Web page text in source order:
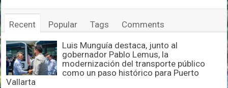
Recent Popular Tags Comments
Luis Munguía destaca, junto al
gobernador Pablo Lemus, la
modernización del transporte público
como un paso histórico para Puerto
Vallarta